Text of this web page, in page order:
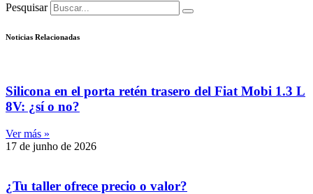
Pesquisar
Noticias Relacionadas
Silicona en el porta retén trasero del Fiat Mobi 1.3 L
8V: ¿sí o no?
Ver más »
17 de junho de 2026
¿Tu taller ofrece precio o valor?